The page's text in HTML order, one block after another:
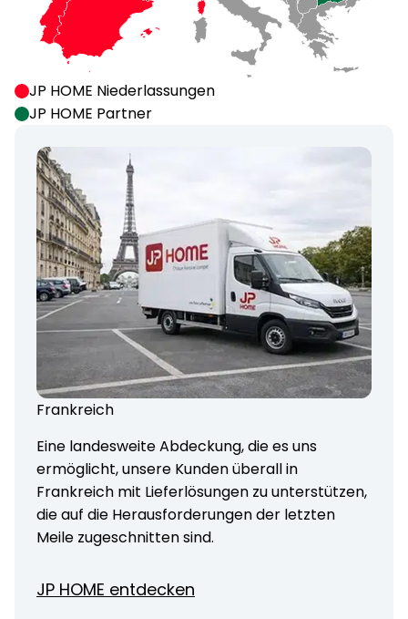
JP HOME Niederlassungen
JP HOME Partner
Frankreich
Eine landesweite Abdeckung, die es uns
ermöglicht, unsere Kunden überall in
Frankreich mit Lieferlösungen zu unterstützen,
die auf die Herausforderungen der letzten
Meile zugeschnitten sind.
JP HOME entdecken